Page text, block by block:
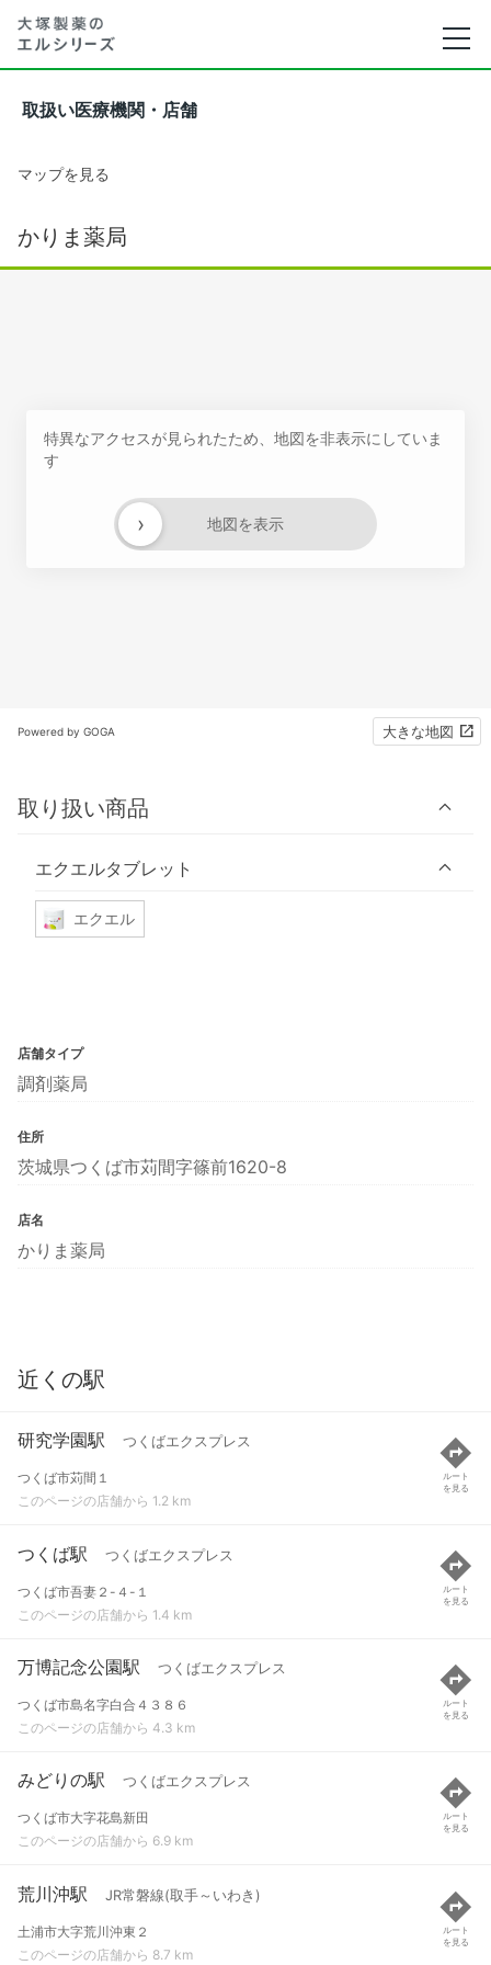
取扱い医療機関・店舗
マップを見る
かりま薬局
特異なアクセスが見られたため、地図を非表示にしていま
す
地図を表示
›
Powered by GOGA 大きな地図
取り扱い商品
エクエルタブレット
エクエル
店舗タイプ
調剤薬局
住所
茨城県つくば市苅間字篠前1620-8
店名
かりま薬局
近くの駅
研究学園駅 つくばエクスプレス
つくば市苅間１
このページの店舗から 1.2 km
ルート
を見る
つくば駅 つくばエクスプレス
つくば市吾妻２-４-１
このページの店舗から 1.4 km
ルート
を見る
万博記念公園駅 つくばエクスプレス
つくば市島名字白合４３８６
このページの店舗から 4.3 km
ルート
を見る
みどりの駅 つくばエクスプレス
つくば市大字花島新田
このページの店舗から 6.9 km
ルート
を見る
荒川沖駅 JR常磐線(取手～いわき)
土浦市大字荒川沖東２
このページの店舗から 8.7 km
ルート
を見る